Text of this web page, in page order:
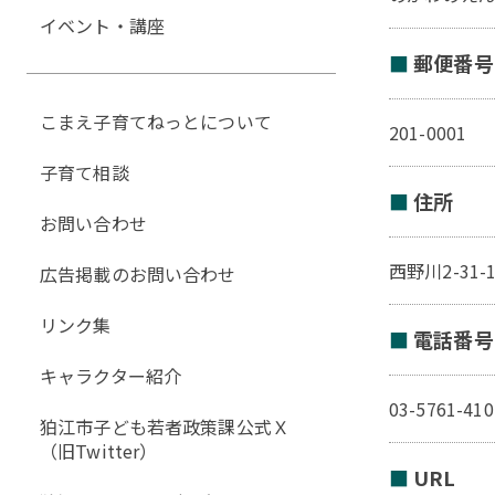
郵便番号
201-0001
住所
西野川2-31-
電話番号
03-5761-
URL
イベント・講座
こまえ子育てねっとについて
子育て相談
お問い合わせ
広告掲載のお問い合わせ
リンク集
キャラクター紹介
狛江市子ども若者政策課公式Ｘ
（旧Twitter）